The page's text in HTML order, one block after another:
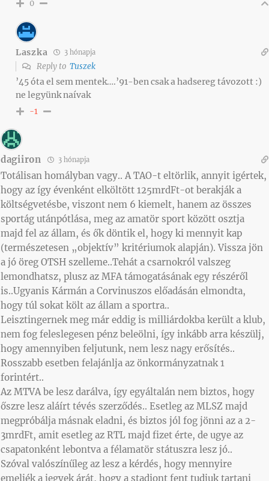
0
Laszka 3 hónapja
Reply to Tuszek
’45 óta el sem mentek….’91-ben csak a hadsereg távozott :)
ne legyünk naívak
-1
dagiiron 3 hónapja
Totálisan homályban vagy.. A TAO-t eltörlik, annyit igértek,
hogy az így évenként elköltött 125mrdFt-ot berakják a
költségvetésbe, viszont nem 6 kiemelt, hanem az összes
sportág utánpótlása, meg az amatör sport között osztja
majd fel az állam, és ők döntik el, hogy ki mennyit kap
(természetesen „objektív” kritériumok alapján). Vissza jön
a jó öreg OTSH szelleme..Tehát a csarnokról valszeg
lemondhatsz, plusz az MFA támogatásának egy részéről
is..Ugyanis Kármán a Corvinuszos előadásán elmondta,
hogy túl sokat költ az állam a sportra..
Leisztingernek meg már eddig is milliárdokba került a klub,
nem fog feleslegesen pénz beleölni, így inkább arra készülj,
hogy amennyiben feljutunk, nem lesz nagy erősítés..
Rosszabb esetben felajánlja az önkormányzatnak 1
forintért..
Az MTVA be lesz darálva, így egyáltalán nem biztos, hogy
őszre lesz aláírt tévés szerződés.. Esetleg az MLSZ majd
megpróbálja másnak eladni, és biztos jól fog jönni az a 2-
3mrdFt, amit esetleg az RTL majd fizet érte, de ugye az
csapatonként lebontva a félamatör státuszra lesz jó..
Szóval valószínűleg az lesz a kérdés, hogy mennyire
emeljék a jegyek árát, hogy a stadiont fent tudjuk tartani